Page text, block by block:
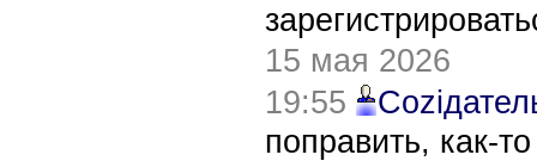
15 мая 2026
19:55
поправить, как-